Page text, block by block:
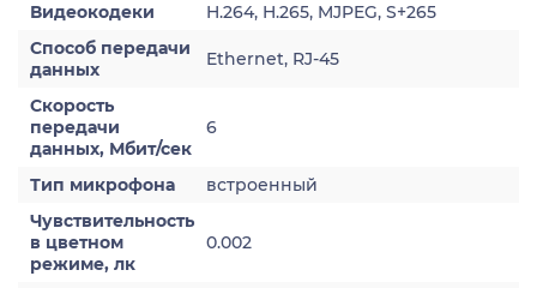
Видеокодеки
H.264, H.265, MJPEG, S+265
Способ передачи
данных
Ethernet, RJ-45
Скорость
передачи
данных, Мбит/сек
6
Тип микрофона
встроенный
Чувствительность
в цветном
режиме, лк
0.002